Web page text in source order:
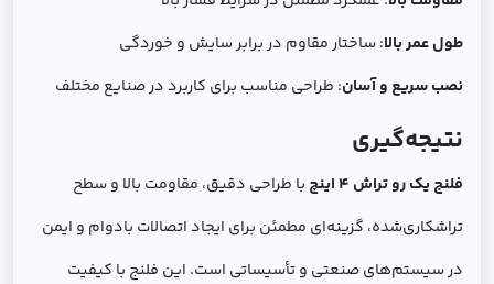
طول عمر بالا: ساختار مقاوم در برابر سایش و خوردگی
نصب سریع و آسان: طراحی مناسب برای کاربرد در صنایع مختلف
نتیجه‌گیری
فلنج یک رو تراش 4 اینچ
با طراحی دقیق، مقاومت بالا و سطح
تراشکاری‌شده، گزینه‌ای مطمئن برای ایجاد اتصالات بادوام و ایمن
در سیستم‌های صنعتی و تأسیساتی است. این فلنج با کیفیت